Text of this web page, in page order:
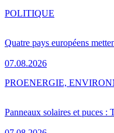
Quatre pays européens
07.08.2026
POLITIQUE
Panneaux solaires et puces
PROENERGIE,